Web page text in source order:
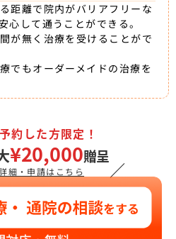
距離で院内がバリアフリーな
心して通うことができる。
が無く治療を受けることがで
でもオーダーメイドの治療を
約した方限定！
¥20,000贈呈
細・申請はこちら ／